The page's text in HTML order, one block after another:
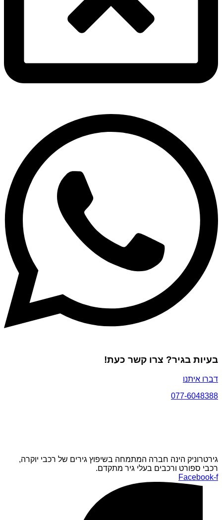
בעיות בגיר? צרו קשר כעת!
דברו איתנו
077-6048388
גירטרוניק הינה חברה המתמחה בשיפוץ גירים של רכבי יוקרה,
רכבי ספורט ורכבים בעלי גיר מתקדם.
Facebook-f